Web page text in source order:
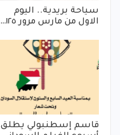
سياحة بريدية.. اليوم
الاول من مارس مرور ١٢٥…
قاسم إسطنبولي يطلق